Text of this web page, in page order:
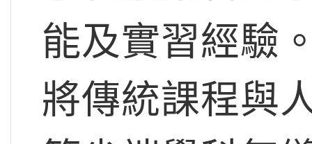
能及實習經驗
將傳統課程與